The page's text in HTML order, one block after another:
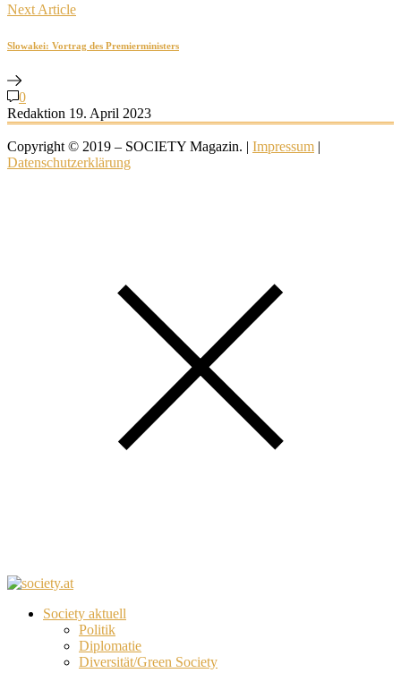
Next Article
Slowakei: Vortrag des Premierministers
0
Redaktion 19. April 2023
Copyright © 2019 – SOCIETY Magazin. | Impressum |
Datenschutzerklärung
Society aktuell
Politik
Diplomatie
Diversität/Green Society